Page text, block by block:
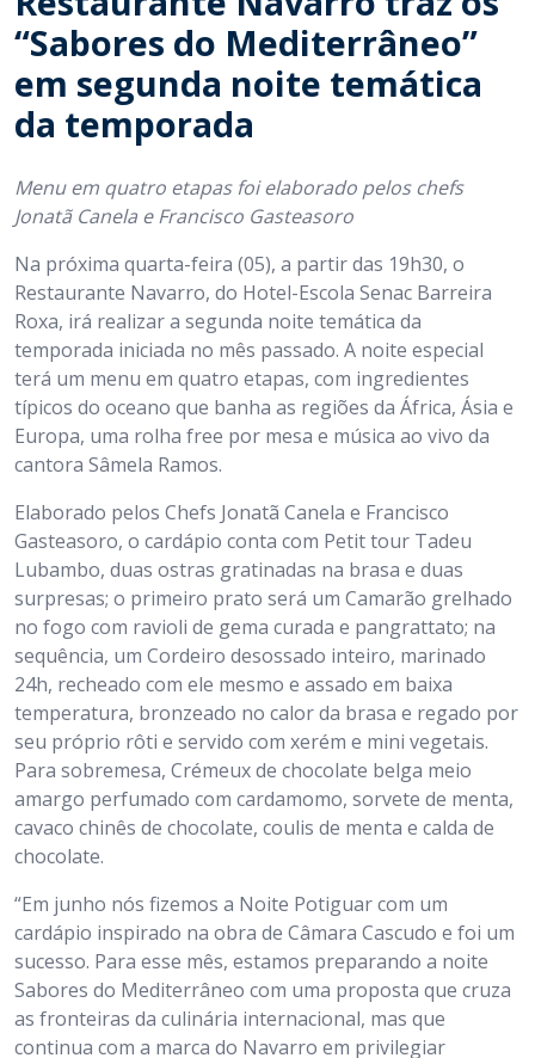
“Sabores do Mediterrâneo”
em segunda noite temática
da temporada
Menu em quatro etapas foi elaborado pelos chefs
Jonatã Canela e Francisco Gasteasoro
Na próxima quarta-feira (05), a partir das 19h30, o
Restaurante Navarro, do Hotel-Escola Senac Barreira
Roxa, irá realizar a segunda noite temática da
temporada iniciada no mês passado. A noite especial
terá um menu em quatro etapas, com ingredientes
típicos do oceano que banha as regiões da África, Ásia e
Europa, uma rolha free por mesa e música ao vivo da
cantora Sâmela Ramos.
Elaborado pelos Chefs Jonatã Canela e Francisco
Gasteasoro, o cardápio conta com Petit tour Tadeu
Lubambo, duas ostras gratinadas na brasa e duas
surpresas; o primeiro prato será um Camarão grelhado
no fogo com ravioli de gema curada e pangrattato; na
sequência, um Cordeiro desossado inteiro, marinado
24h, recheado com ele mesmo e assado em baixa
temperatura, bronzeado no calor da brasa e regado por
seu próprio rôti e servido com xerém e mini vegetais.
Para sobremesa, Crémeux de chocolate belga meio
amargo perfumado com cardamomo, sorvete de menta,
cavaco chinês de chocolate, coulis de menta e calda de
chocolate.
“Em junho nós fizemos a Noite Potiguar com um
cardápio inspirado na obra de Câmara Cascudo e foi um
sucesso. Para esse mês, estamos preparando a noite
Sabores do Mediterrâneo com uma proposta que cruza
as fronteiras da culinária internacional, mas que
continua com a marca do Navarro em privilegiar